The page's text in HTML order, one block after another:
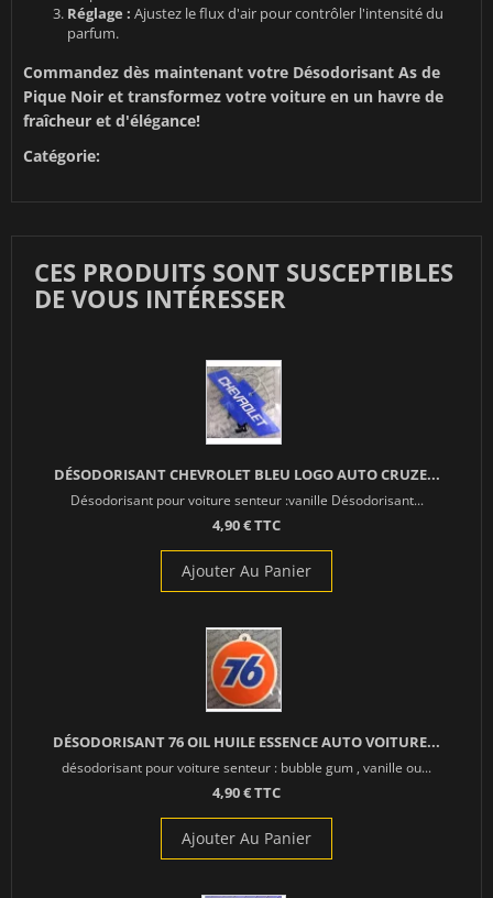
Réglage : Ajustez le flux d'air pour contrôler l'intensité du
parfum.
Commandez dès maintenant votre Désodorisant As de
Pique Noir et transformez votre voiture en un havre de
fraîcheur et d'élégance!
Catégorie:
CES PRODUITS SONT SUSCEPTIBLES
DE VOUS INTÉRESSER
DÉSODORISANT CHEVROLET BLEU LOGO AUTO CRUZE...
Désodorisant pour voiture senteur :vanille Désodorisant...
4,90 € TTC
Ajouter Au Panier
DÉSODORISANT 76 OIL HUILE ESSENCE AUTO VOITURE...
désodorisant pour voiture senteur : bubble gum , vanille ou...
4,90 € TTC
Ajouter Au Panier